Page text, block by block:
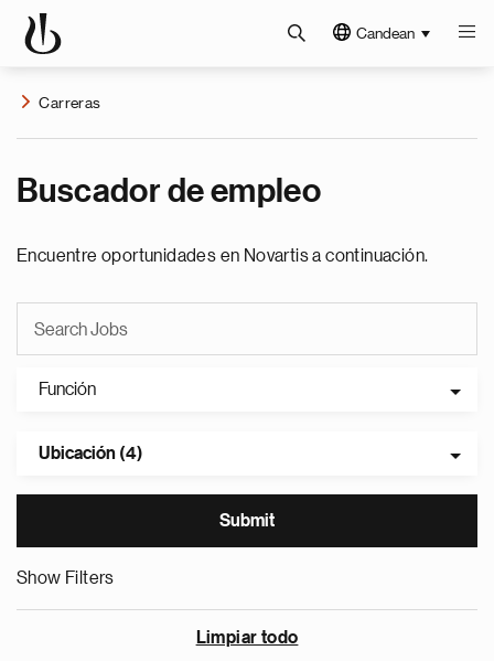
Candean
Carreras
Buscador de empleo
Encuentre oportunidades en Novartis a continuación.
Función
Ubicación (4)
Show Filters
Limpiar todo